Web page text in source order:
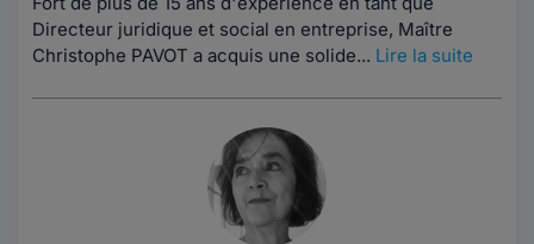
Directeur juridique et social en entreprise, Maître
Christophe PAVOT a acquis une solide... Lire la suite